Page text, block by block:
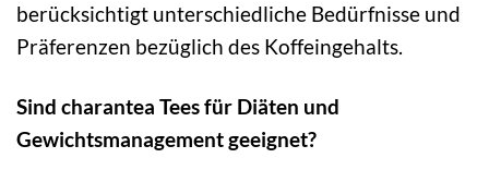
berücksichtigt unterschiedliche Bedürfnisse und
Präferenzen bezüglich des Koffeingehalts.
Sind charantea Tees für Diäten und
Gewichtsmanagement geeignet?